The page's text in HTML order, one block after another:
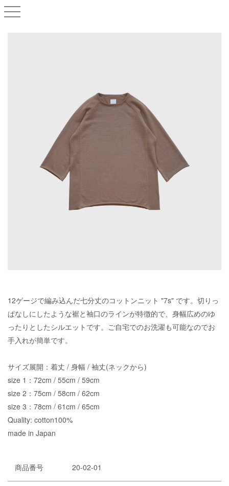
12ゲージで編み込んだ七分丈のコットンニット "7s" です。切りっ
ぱなしにしたような裾と袖口のラインが特徴的で、身幅広めのゆ
ったりとしたシルエットです。ご自宅でのお洗濯も可能なのでお
手入れが簡単です。
サイズ展開：着丈 / 身幅 / 袖丈(ネックから)
size 1：72cm / 55cm / 59cm
size 2：75cm / 58cm / 62cm
size 3：78cm / 61cm / 65cm
Quality: cotton100%
made in Japan
商品番号 20-02-01